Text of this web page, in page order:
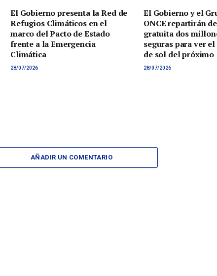
El Gobierno presenta la Red de
Refugios Climáticos en el
marco del Pacto de Estado
frente a la Emergencia
Climática
28/07/2026
El Gobierno y el
ONCE repartirán
gratuita dos
seguras para ver
de sol del próximo
28/07/2026
AÑADIR UN COMENTARIO